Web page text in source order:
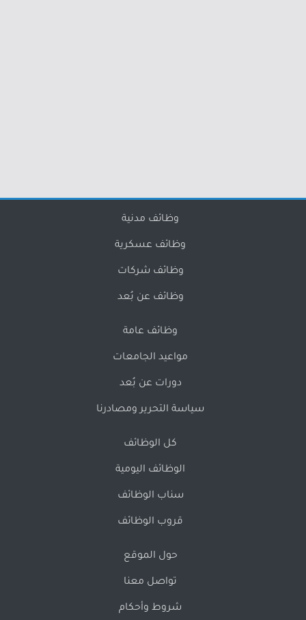
وظائف مدنية
وظائف عسكرية
وظائف شركات
وظائف عن بُعد
وظائف عامة
مواعيد الجامعات
دورات عن بُعد
سياسة التحرير ومصادرنا
كل الوظائف
الوظائف اليومية
سناب الوظائف
قروب الوظائف
حول الموقع
تواصل معنا
شروط وأحكام